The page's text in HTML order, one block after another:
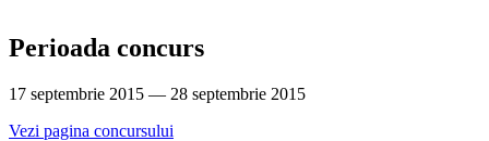
Perioada concurs
17 septembrie 2015 — 28 septembrie 2015
Vezi pagina concursului